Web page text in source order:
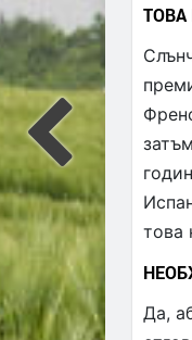
ТОВА
това
Да,